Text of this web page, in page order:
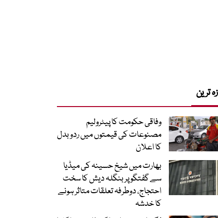
ترین
وفاقی حکومت کا پیٹرولیم
مصنوعات کی قیمتوں میں ردوبدل
کا اعلان
بھارت میں شیخ حسینہ کی میڈیا
سے گفتگو پر بنگلہ دیش کا سخت
احتجاج، دوطرفہ تعلقات متاثر ہونے
کا خدشہ